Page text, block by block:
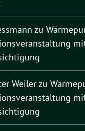
zu
Weilerzu